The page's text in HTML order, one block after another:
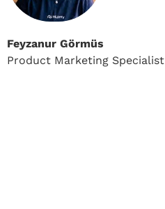
Feyzanur Görmüs
Product Marketing Specialist